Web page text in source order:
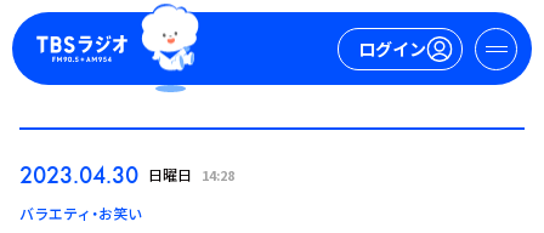
ログイン
ログイン
2023.04.30 日曜日 14:28
バラエティ・お笑い